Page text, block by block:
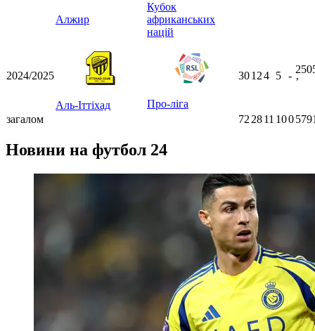
Алжир
Кубок
африканських
націй
2024/2025
Аль-Іттіхад Про-ліга
30124 5 -
ʼ
загалом 72 2811 100
Новини на футбол 24